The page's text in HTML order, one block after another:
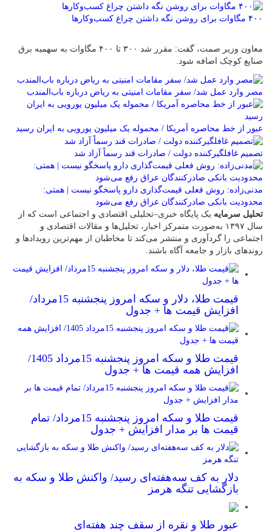
۴۰۰ مگاوات برای روشن نگه داشتن چراغ کسب‌وکار‌ها
معاون وزیر صمت، گفت: مقرر شد ۳۰۰ تا ۴۰۰ مگاوات به سهمیه برق
صنایع کوچک اضافه شود.
مصر وارد عمل شد/ سفر مقامات امنیتی به ریاض درباره باب‌المندب
عبور از خط محاصره آمریکا / محموله یک میلیون یورویی به ایران رسید
تصمیم غافلگیرکننده دولت / صادرات قند رسماً آزاد شد
مدنی‌زاده: روش فعلی قیمت‌گذاری دارو پاسخگو نیست | همتی:
محدودیت بانکی صادرکنندگان عراق رفع می‌شود
تحلیل سرمایه یک پایگاه خبری–تحلیلی اقتصادی و اجتماعی است که از
سال ۱۳۹۷ به‌صورت متمرکز اخبار، تحلیل‌ها و مقالات اقتصادی و
اجتماعی را گردآوری و منتشر می‌کند تا مخاطبان از مهم‌ترین رویدادها و
روندهای بازار و جامعه آگاه باشند.
قیمت طلا، دلار و سکه امروز پنجشنبه 15مرداد/
افزایش قیمت ها + جدول
قیمت طلا و سکه امروز پنجشنبه 15مرداد 1405/
افزایش همه قیمت ها + جدول
قیمت طلا و سکه امروز پنجشنبه 15مرداد/ تمام
قیمت ها بر مدار افزایش + جدول
دلار به کف سه‌هفته‌ای رسید/ واکنش طلا و سکه به
بازگشایی تنگه هرمز
عبور طلا و نقره از سقف چند هفته‌ای